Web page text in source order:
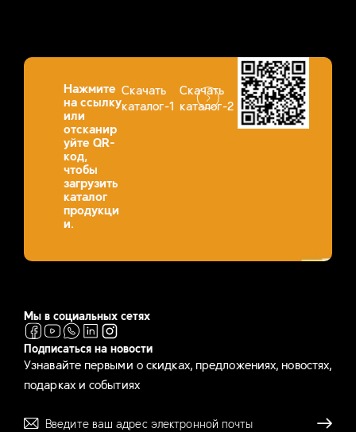
Нажмите
на ссылку
или
отсканир
уйте QR-
код,
чтобы
загрузить
каталог
продукци
и.
Скачать
каталог-1
Скачать
каталог-2
Мы в социальных сетях
Подписаться на новости
Узнавайте первыми о скидках, предложениях, новостях,
подарках и событиях